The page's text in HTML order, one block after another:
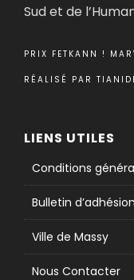
Sud et de
PRIX FETKANN !
RÉALISÉ PAR
LIENS UTILES
Conditions
Bulletin d’adhésion
Ville de Massy
Nous Contacter